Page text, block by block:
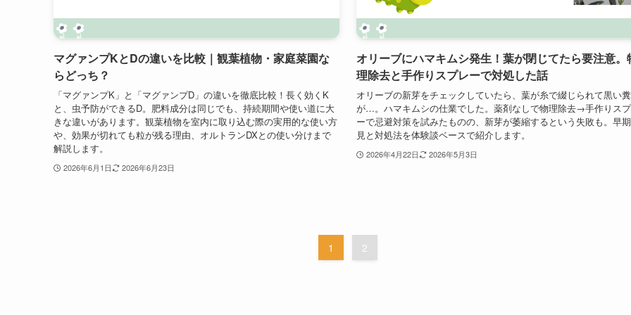
マグァンプKとDの違いを比較｜観葉植物・家庭菜園な
らどっち？
「マグァンプK」と「マグァンプD」の違いを徹底比較！長く効くK
と、虫予防ができるD。肥料成分は同じでも、持続期間や使い道に大
きな違いがあります。観葉植物を室内に取り込む際の実用的な使い方
や、効果が切れても粒が残る理由、オルトランDXとの使い分けまで
解説します。
2026年6月1日 2026年6月23日
オリーブにハマキムシ発生！葉が閉じてたら要注意。
理除去と手作りスプレーで対処した話
オリーブの新芽をチェックしていたら、葉が糸で綴じられて黒い糞
が…。ハマキムシの仕業でした。薬剤なしで物理除去→手作りス
ーで忌避対策を試みたものの、新芽が萎縮するという失敗も。早
見と対処法を体験談ベースで紹介します。
2026年4月22日 2026年5月3日
1 2